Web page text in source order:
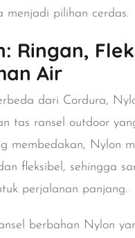
menjadi pilihan cerdas.
Ringan,
Air
dari Cordura,
tas ransel outdoor
membedakan, Nylon
fleksibel, sehingga
perjalanan panjang.
berbahan Nylon